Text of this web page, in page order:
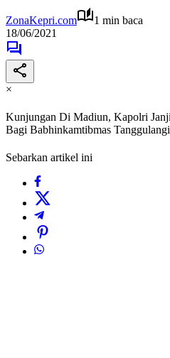
ZonaKepri.com
1 min baca
18/06/2021
×
Kunjungan Di Madiun, Kapolri
Bagi Babhinkamtibmas
Sebarkan artikel ini